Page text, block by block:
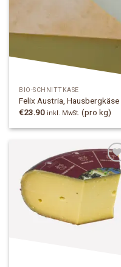
Add to
Wishlist
BIO-SCHNITTKÄSE
Felix Austria, Hausbergkäse
€23.90 inkl. MwSt. (pro kg)
Add to
Wishlist